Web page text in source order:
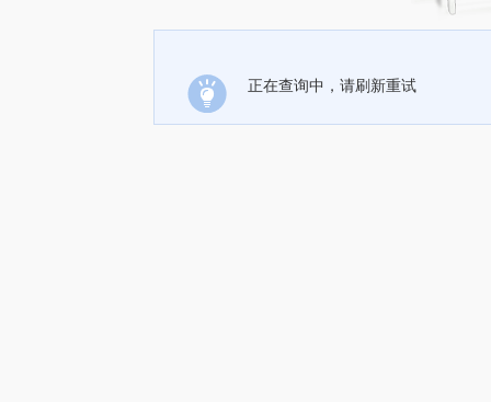
正在查询中，请刷新重试